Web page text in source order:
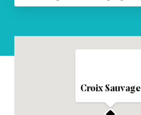
FR NL
Navigation
Croix Sauvage